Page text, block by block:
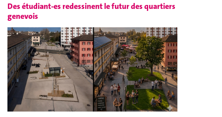
Des étudiant-es redessinent le futur des quartiers
genevois